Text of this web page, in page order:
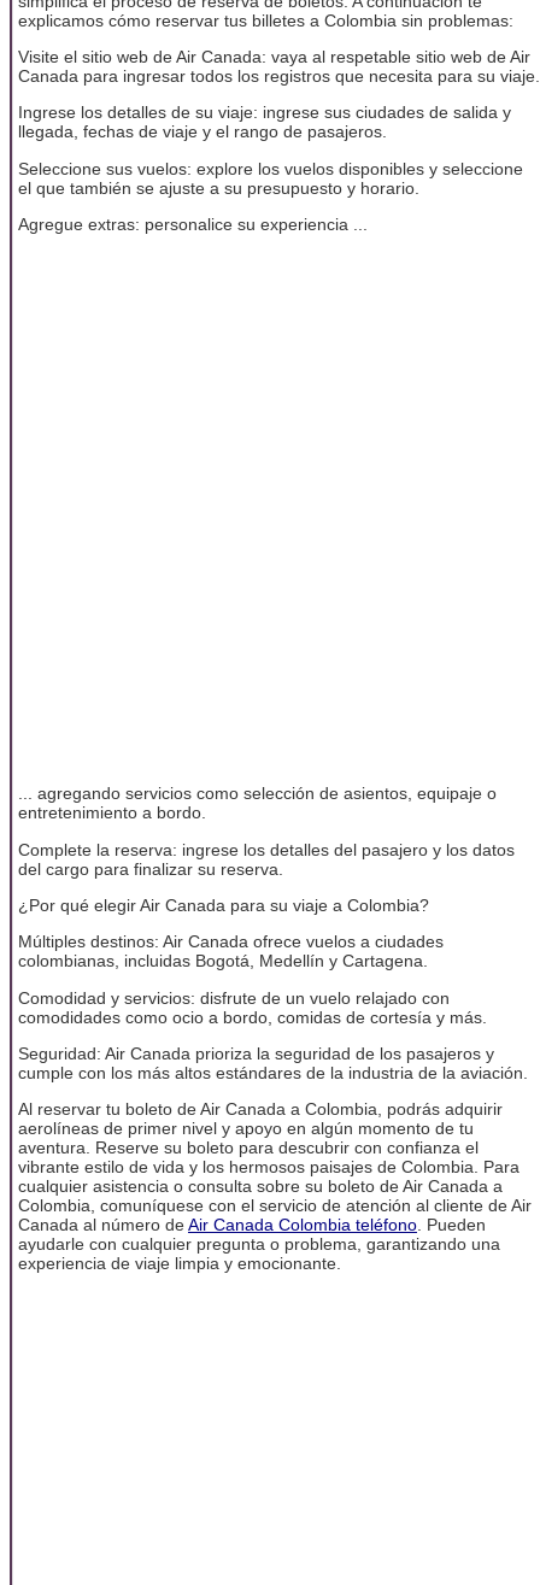
explicamos cómo reservar tus billetes a Colombia sin problemas:
Visite el sitio web de Air Canada: vaya al respetable sitio web de Air
Canada para ingresar todos los registros que necesita para su viaje.
Ingrese los detalles de su viaje: ingrese sus ciudades de salida y
llegada, fechas de viaje y el rango de pasajeros.
Seleccione sus vuelos: explore los vuelos disponibles y seleccione
el que también se ajuste a su presupuesto y horario.
Agregue extras: personalice su experiencia ...
... agregando servicios como selección de asientos, equipaje o
entretenimiento a bordo.
Complete la reserva: ingrese los detalles del pasajero y los datos
del cargo para finalizar su reserva.
¿Por qué elegir Air Canada para su viaje a Colombia?
Múltiples destinos: Air Canada ofrece vuelos a ciudades
colombianas, incluidas Bogotá, Medellín y Cartagena.
Comodidad y servicios: disfrute de un vuelo relajado con
comodidades como ocio a bordo, comidas de cortesía y más.
Seguridad: Air Canada prioriza la seguridad de los pasajeros y
cumple con los más altos estándares de la industria de la aviación.
Al reservar tu boleto de Air Canada a Colombia, podrás adquirir
aerolíneas de primer nivel y apoyo en algún momento de tu
aventura. Reserve su boleto para descubrir con confianza el
vibrante estilo de vida y los hermosos paisajes de Colombia. Para
cualquier asistencia o consulta sobre su boleto de Air Canada a
Colombia, comuníquese con el servicio de atención al cliente de Air
Canada al número deAir Canada Colombia teléfono. Pueden
ayudarle con cualquier pregunta o problema, garantizando una
experiencia de viaje limpia y emocionante.